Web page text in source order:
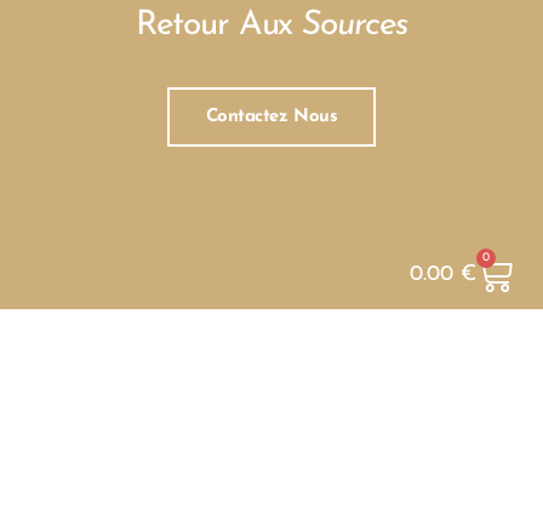
0.00 €
0
Retour Aux Sources
Contactez Nous